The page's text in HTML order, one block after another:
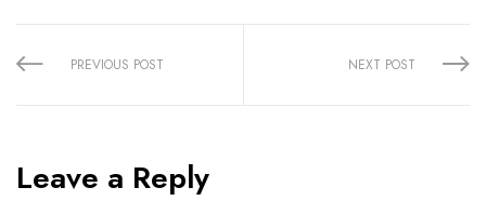
PREVIOUS POST NEXT POST
Leave a Reply